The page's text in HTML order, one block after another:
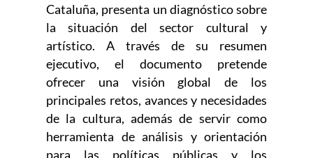
Cataluña, presenta un diagnóstico sobre
la situación del sector cultural y
artístico. A través de su resumen
ejecutivo, el documento pretende
ofrecer una visión global de los
principales retos, avances y necesidades
de la cultura, además de servir como
herramienta de análisis y orientación